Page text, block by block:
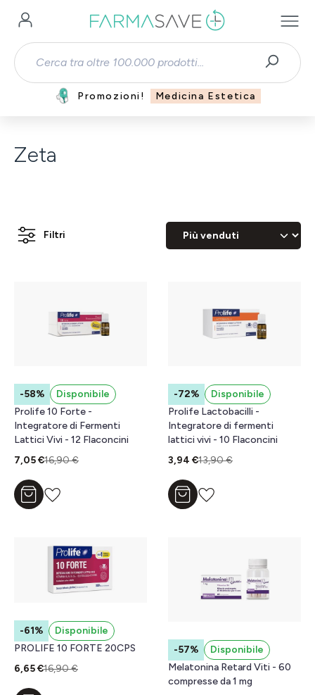
Passa al contenuto principale
Promozioni! Medicina Estetica
Zeta
Filtri
-58%
Disponibile
Prolife 10 Forte -
Integratore di Fermenti
Lattici Vivi - 12 Flaconcini
7,05 €16,90 €
Aggiungi al carrello
-72%
Disponibile
Prolife Lactobacilli -
Integratore di fermenti
lattici vivi - 10 Flaconcini
3,94 €13,90 €
Aggiungi al carrello
-61%
Disponibile
PROLIFE 10 FORTE 20CPS
6,65 €16,90 €
-57%
Disponibile
Melatonina Retard Viti - 60
compresse da 1 mg